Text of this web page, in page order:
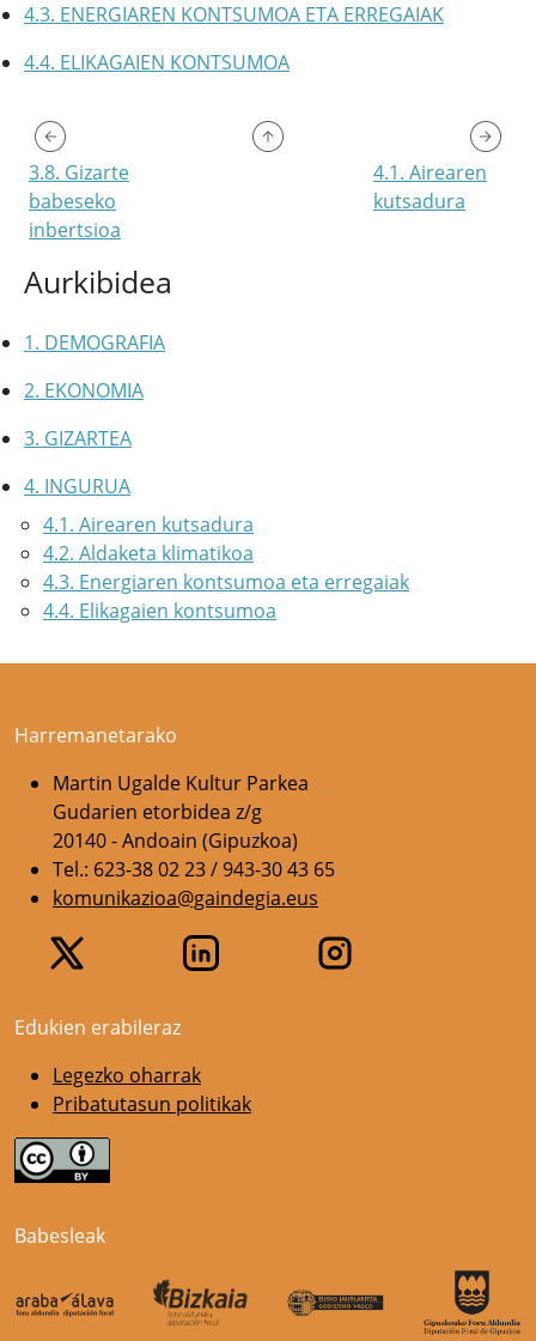
Aurkibidea
1. DEMOGRAFIA
2. EKONOMIA
3. GIZARTEA
4. INGURUA
4.1. Airearen kutsadura
4.2. Aldaketa klimatikoa
4.3. Energiaren kontsumoa eta erregaiak
4.4. Elikagaien kontsumoa
4.3. ENERGIAREN KONTSUMOA ETA ERREGAIAK
4.4. ELIKAGAIEN KONTSUMOA
3.8. Gizarte
babeseko
inbertsioa
4.1. Airearen
kutsadura
Harremanetarako
Martin Ugalde Kultur Parkea
Gudarien etorbidea z/g
20140 - Andoain (Gipuzkoa)
Tel.: 623-38 02 23 / 943-30 43 65
komunikazioa@gaindegia.eus
Edukien erabileraz
Legezko oharrak
Pribatutasun politikak
Babesleak